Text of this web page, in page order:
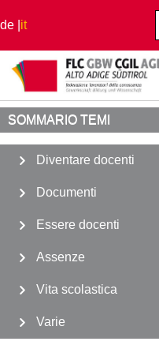
Salta al contenuto principale
de it
Home Essere docenti
SOMMARIO TEMI
Diventare docenti
Documenti
Essere docenti
Assenze
Vita scolastica
Varie